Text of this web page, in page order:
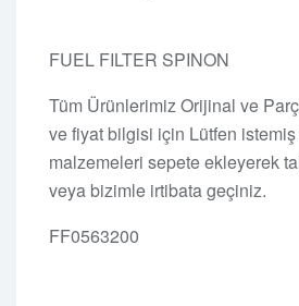
FUEL FILTER SPINON
Tüm Ürünlerimiz Orijinal ve
ve fiyat bilgisi için Lütfen
malzemeleri sepete ekleyerek
veya bizimle irtibata geçiniz.
FF0563200